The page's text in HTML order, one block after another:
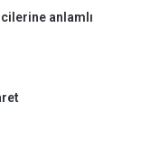
anlamlı